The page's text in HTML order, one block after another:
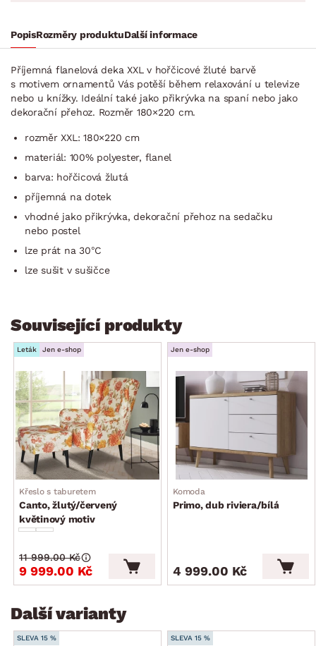
PopisRozměry produktuDalší informace
Příjemná flanelová deka XXL v hořčicové žluté barvě
s motivem ornamentů Vás potěší během relaxování u televize
nebo u knížky. Ideální také jako přikrývka na spaní nebo jako
dekorační přehoz. Rozměr 180×220 cm.
rozměr XXL: 180×220 cm
materiál: 100% polyester, flanel
barva: hořčicová žlutá
příjemná na dotek
vhodné jako přikrývka, dekorační přehoz na sedačku
nebo postel
lze prát na 30°C
lze sušit v sušičce
Související produkty
Leták Jen e-shop
Křeslo s taburetem
Canto, žlutý/červený
květinový motiv
9 999.00 Kč
11 999.00 Kč
Jen e-shop
Komoda
Primo, dub riviera/bílá
4 999.00 Kč
Další varianty
SLEVA 15 % SLEVA 15 %